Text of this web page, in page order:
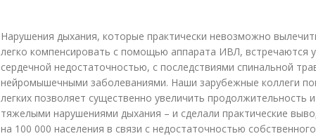
Нарушения дыхания, которые практически невозможно
легко компенсировать с помощью аппарата ИВЛ, встречаются
сердечной недостаточностью, с последствиями спинальной
нейромышечными заболеваниями. Наши зарубежные коллеги
легких позволяет существенно увеличить продолжительность
тяжелыми нарушениями дыхания – и сделали практические
на 100 000 населения в связи с недостаточностью